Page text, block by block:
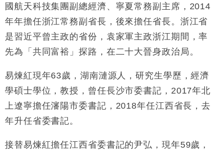
16:33
財經｜滙控重啟最多10億美元回購 派息比率目標維持
50%
國航天科技集團副總經濟、寧夏常務副主席，2014
年年擔任浙江常務副省長，後來擔任省長。浙江省
是習近平曾主政的省份，袁家軍主政浙江期間，率
先為「共同富裕」探路，在二十大晉身政治局。
易煉紅現年63歲，湖南漣源人，研究生學歷，經濟
學碩士學位，教授，曾任長沙市委書記，2017年北
上遼寧擔任瀋陽市委書記，2018年任江西省長，去
年升任省委書記。
接替易煉紅擔任江西省委書記的尹弘，現年59歲，